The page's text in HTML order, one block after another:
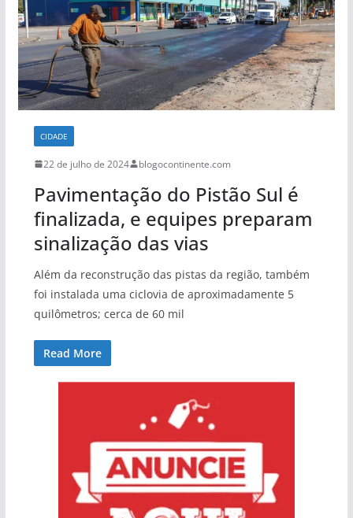
CIDADE
22 de julho de 2024 blogocontinente.com
Pavimentação do Pistão Sul é
finalizada, e equipes preparam
sinalização das vias
Além da reconstrução das pistas da região, também
foi instalada uma ciclovia de aproximadamente 5
quilômetros; cerca de 60 mil
Read More